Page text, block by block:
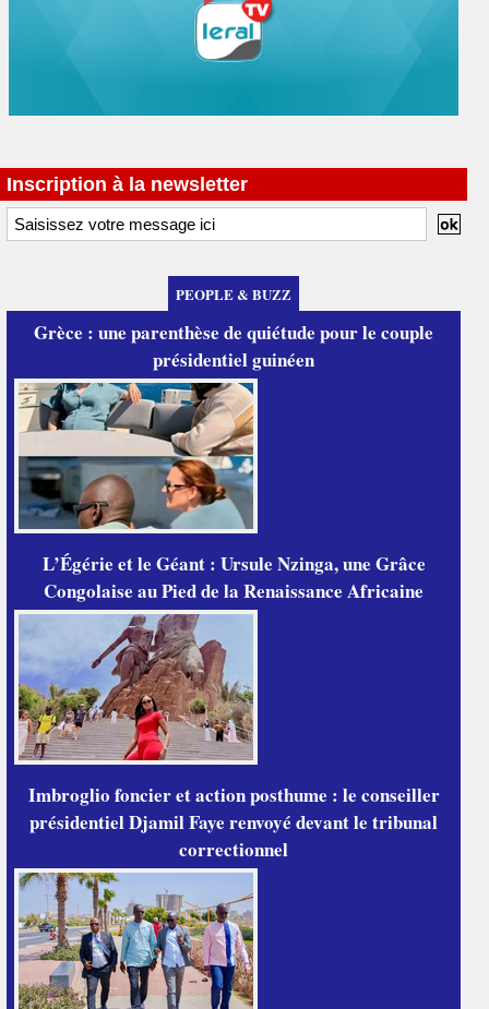
Inscription à la newsletter
PEOPLE & BUZZ
Grèce : une parenthèse de quiétude pour le couple
présidentiel guinéen
L’Égérie et le Géant : Ursule Nzinga, une Grâce
Congolaise au Pied de la Renaissance Africaine
Imbroglio foncier et action posthume : le conseiller
présidentiel Djamil Faye renvoyé devant le tribunal
correctionnel